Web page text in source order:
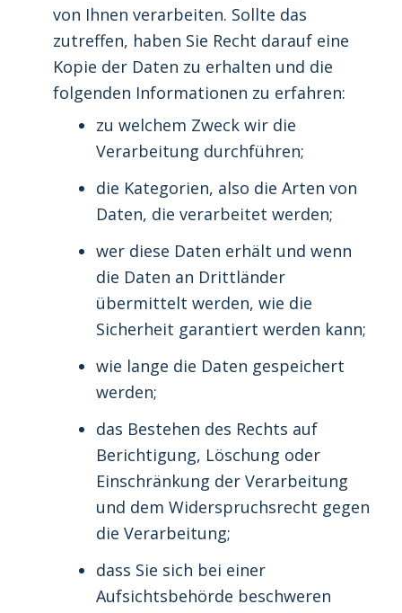
von Ihnen verarbeiten. Sollte das
zutreffen, haben Sie Recht darauf eine
Kopie der Daten zu erhalten und die
folgenden Informationen zu erfahren:
zu welchem Zweck wir die
Verarbeitung durchführen;
die Kategorien, also die Arten von
Daten, die verarbeitet werden;
wer diese Daten erhält und wenn
die Daten an Drittländer
übermittelt werden, wie die
Sicherheit garantiert werden kann;
wie lange die Daten gespeichert
werden;
das Bestehen des Rechts auf
Berichtigung, Löschung oder
Einschränkung der Verarbeitung
und dem Widerspruchsrecht gegen
die Verarbeitung;
dass Sie sich bei einer
Aufsichtsbehörde beschweren